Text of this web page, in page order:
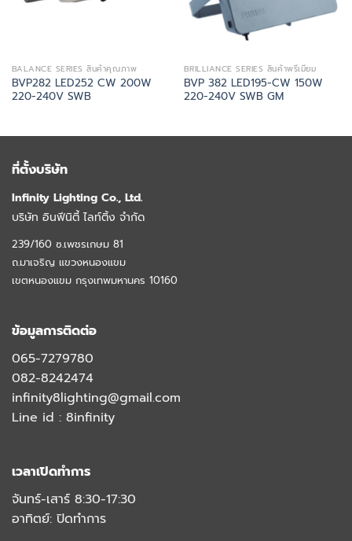
BALANCE SERIES สินค้าคุณภาพ
BVP282 LED252 CW 200W
220-240V SWB
BRILLIANCE SERIES สินค้าพรีเมี่ยม
BVP 382 LED195-CW 150W
220-240V SWB GM
ที่ตั้งบริษัท
Infinity Lighting Co., Ltd.
บริษัท อินฟีนิตี้ ไลท์ติ้ง จำกัด
239/160 ซ.เพชรเกษม 81
ถ.มาเจริญ แขวงหนองแขม
เขตหนองแขม กรุงเทพมหานคร 10160
ข้อมูลการติดต่อ
065-7279780
082-8242474
infinity8lighting@gmail.com
Line id : 8infinity
เวลาเปิดทำการ
จันทร์-เสาร์ 8:30-17:30
อาทิตย์: ปิดทำการ